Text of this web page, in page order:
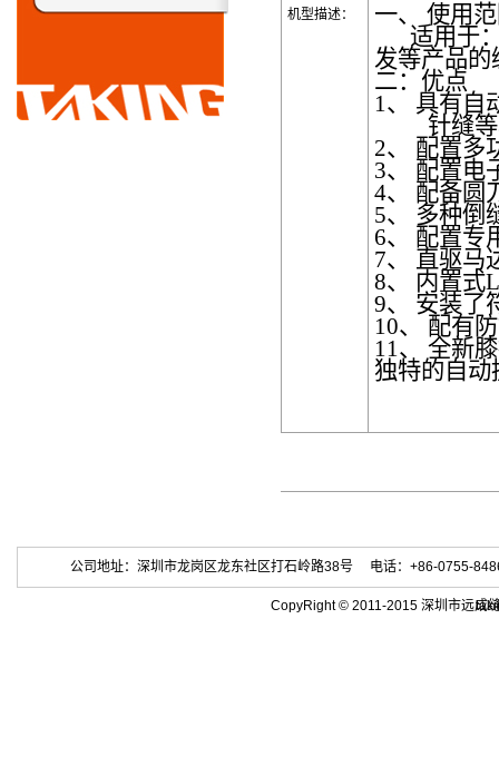
机型描述： 一、 使用
适用于
发等产品的
二：优点
1、 具有自
针缝
2、 配置多
3、 配置电
4、 配备圆
5、 多种倒
6、 配置专
7、 直驱马
8、 内置式
9、 安装了
10、 配有
11、 全新
独特的自
公司地址：深圳市龙岗区龙东社区打石岭路38号 电话：+86-
CopyRight © 2011-2015 深圳市远成